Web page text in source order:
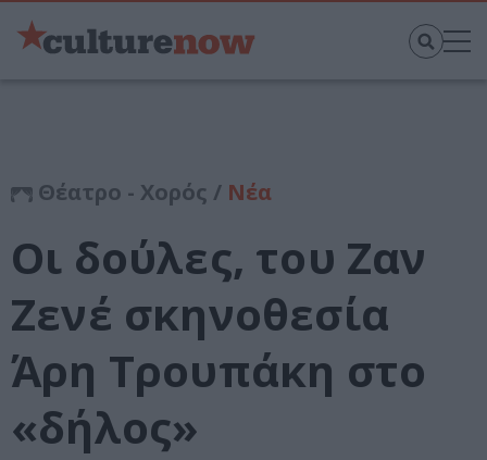
Θέατρο - Χορός / Νέα
Οι δούλες, του Ζαν
Ζενέ σκηνοθεσία
Άρη Τρουπάκη στο
«δήλος»